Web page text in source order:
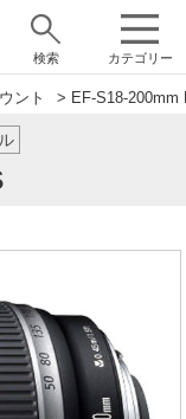
カテゴリー
検索
ント > EF-S18-200mm